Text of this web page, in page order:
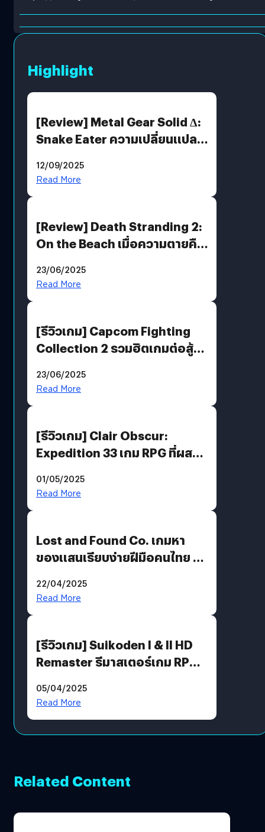
Highlight
[Review] Metal Gear Solid Δ:
Snake Eater ความเปลี่ยนแปลง
12/09/2025
Read More
[Review] Death Stranding 2:
On the Beach เมื่อความตายคือ
พันธะสุดท้ายของมนุษย์
23/06/2025
Read More
[รีวิวเกม] Capcom Fighting
Collection 2 รวมฮิตเกมต่อสู้ใน
23/06/2025
Read More
[รีวิวเกม] Clair Obscur:
Expedition 33 เกม RPG ที่ผสาน
ได้ลงตัว
01/05/2025
Read More
Lost and Found Co. เกมหา
ของแสนเรียบง่ายฝีมือคนไทย ที่
ตัวคุณ
22/04/2025
Read More
[รีวิวเกม] Suikoden I & II HD
Remaster รีมาสเตอร์เกม RPG
05/04/2025
Read More
Related Content